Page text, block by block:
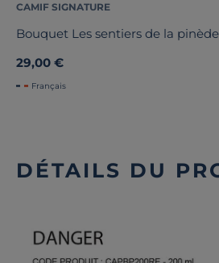
CAMIF SIGNATURE
Bouquet Les sentiers de la pinède
29,00 €
Français
DÉTAILS DU